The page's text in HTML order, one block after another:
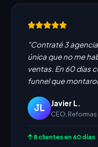
"Contraté 3
única que no me
ventas. En 60 días
funnel que
JL Javier L.
CEO,
8 clientes en 60 días